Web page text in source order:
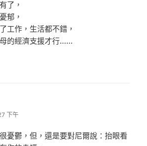
了，
郁，
工作，生活都不錯，
的經濟支援才行……
下午
憂鬱，但，還是要對尼爾說：抬眼看